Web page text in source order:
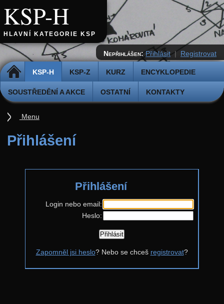
KSP-H
HLAVNÍ KATEGORIE KSP
DOMŮ KSP-H KSP-Z KURZ ENCYKLOPEDIE
SOUSTŘEDĚNÍ A AKCE OSTATNÍ KONTAKTY
Nepřihlášen: Přihlásit | Registrovat
Přihlášení
Přihlášení
Login nebo email:
Heslo:
Zapomněl jsi heslo? Nebo se chceš registrovat?
Menu
Aktuální ročník (38.)
Komentáře
Výsledky